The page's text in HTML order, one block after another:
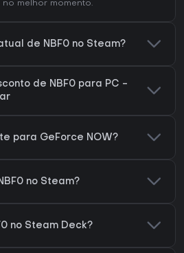
melhor momento.
de NBF0 no Steam?
de NBF0 para PC -
para GeForce NOW?
no Steam?
no Steam Deck?